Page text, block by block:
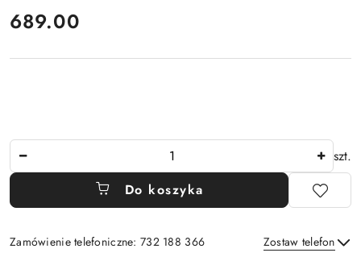
cena:
689.00
szt.
Do koszyka
Zamówienie telefoniczne: 732 188 366 Zostaw telefon